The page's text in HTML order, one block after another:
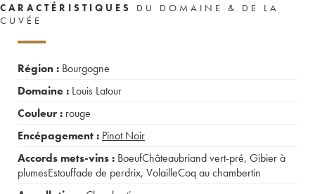
CARACTÉRISTIQUES
DU DOMAINE & DE LA
CUVÉE
Région : Bourgogne
Domaine : Louis Latour
Couleur : rouge
Encépagement : Pinot Noir
Accords mets-vins : BoeufChâteaubriand vert-pré, Gibier à
plumesEstouffade de perdrix, VolailleCoq au chambertin